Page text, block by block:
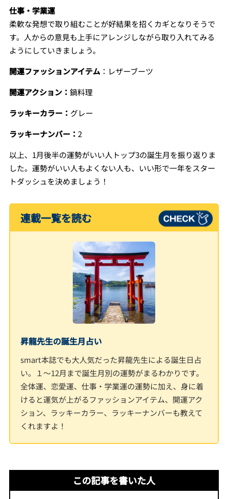
仕事・学業運
柔軟な発想で取り組むことが好結果を招くカギとなりそうで
す。人からの意見も上手にアレンジしながら取り入れてみる
ようにしていきましょう。
開運ファッションアイテム：レザーブーツ
開運アクション： 鍋料理
ラッキーカラー： グレー
ラッキーナンバー： 2
以上、1月後半の運勢がいい人トップ3の誕生月を振り返りま
した。運勢がいい人もよくない人も、いい形で一年をスター
トダッシュを決めましょう！
連載一覧を読む
昇龍先生の誕生月占い
smart本誌でも大人気だった昇龍先生による誕生日占
い。１～12月まで誕生月別の運勢がまるわかりです。
全体運、恋愛運、仕事・学業運の運勢に加え、身に着
けると運気が上がるファッションアイテム、開運アク
ション、ラッキーカラー、ラッキーナンバーも教えて
くれますよ！
この記事を書いた人